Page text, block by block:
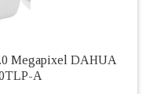
Megapixel DAHUA
A